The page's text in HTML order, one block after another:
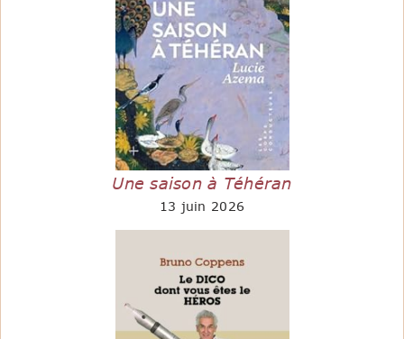
Une saison à Téhéran
13 juin 2026